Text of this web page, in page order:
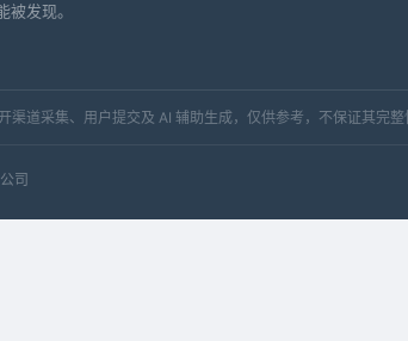
发现。
渠道采集、用户提交及 AI 辅助生成，仅供参考，不保证其完
司